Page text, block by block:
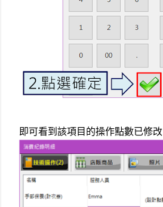
即可看到該項目的操作點數已修改